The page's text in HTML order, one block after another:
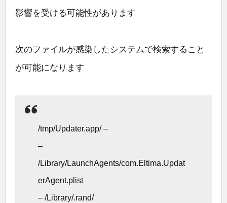
影響を受ける可能性があります
次のファイルが感染したシステムで検索すること
が可能になります
/tmp/Updater.app/ –
–
/Library/LaunchAgents/com.Eltima.Updat
erAgent.plist
– /Library/.rand/